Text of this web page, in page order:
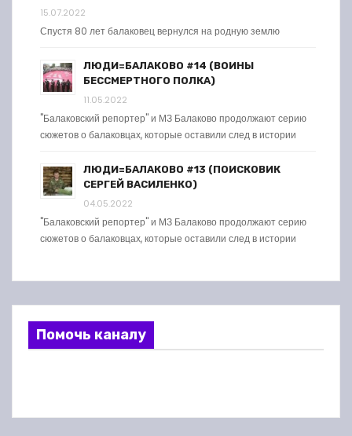
15.07.2022
Спустя 80 лет балаковец вернулся на родную землю
ЛЮДИ=БАЛАКОВО #14 (ВОИНЫ
БЕССМЕРТНОГО ПОЛКА)
11.05.2022
"Балаковский репортер" и МЗ Балаково продолжают серию
сюжетов о балаковцах, которые оставили след в истории
ЛЮДИ=БАЛАКОВО #13 (ПОИСКОВИК
СЕРГЕЙ ВАСИЛЕНКО)
04.05.2022
"Балаковский репортер" и МЗ Балаково продолжают серию
сюжетов о балаковцах, которые оставили след в истории
Помочь каналу